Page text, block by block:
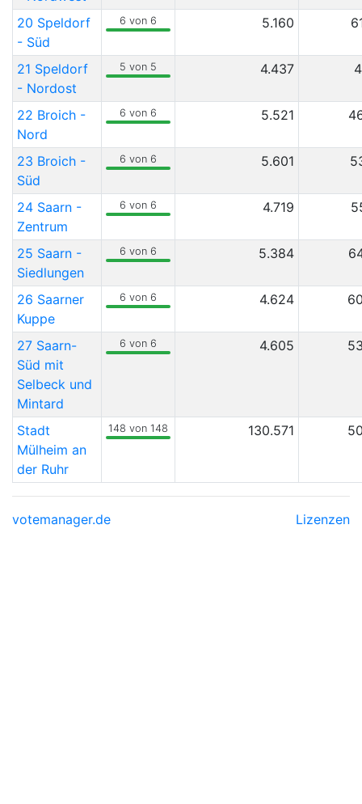
20 Speldorf
- Süd
6 von 6 5.160
21 Speldorf
- Nordost
5 von 5 4.437
22 Broich -
Nord
6 von 6 5.521
23 Broich -
Süd
6 von 6 5.601
24 Saarn -
Zentrum
6 von 6 4.719
25 Saarn -
Siedlungen
6 von 6 5.384
26 Saarner
Kuppe
6 von 6 4.624
27 Saarn-
Süd mit
Selbeck und
Mintard
6 von 6 4.605
Stadt
Mülheim an
der Ruhr
148 von 148 130.571
votemanager.de Lizenzen